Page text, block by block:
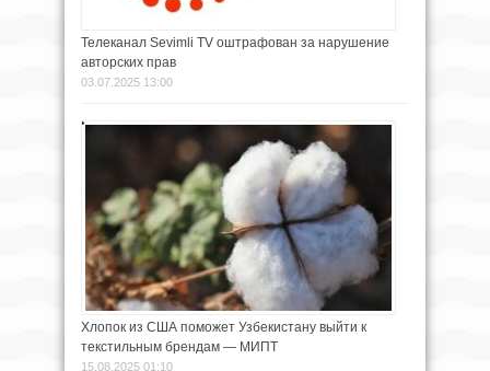
Телеканал Sevimli TV оштрафован за нарушение
авторских прав
03.07.2025 13:00
Хлопок из США поможет Узбекистану выйти к
текстильным брендам — МИПТ
15.08.2025 01:10